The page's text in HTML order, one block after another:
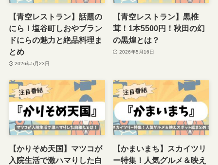
【青空レストラン】話題の
にら！塩谷町しおやブラン
ドにらの魅力と絶品料理ま
とめ
2026年5月23日
【青空レストラン】黒椎
茸！1本5500円！秋田の幻
の黒煌とは？
2026年5月16日
【かりそめ天国】マツコが
入院生活で激ハマりした白
【かまいまち】スカイツリ
ー特集！人気グルメ＆映え